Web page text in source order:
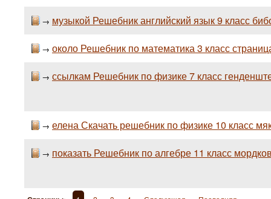
→ музыкой Решебник английский язык 9 класс
→ около Решебник по математика 3 класс
→ ссылкам Решебник по физике 7 класс
→ елена Скачать решебник по физике 10 класс
→ показать Решебник по алгебре 11 класс